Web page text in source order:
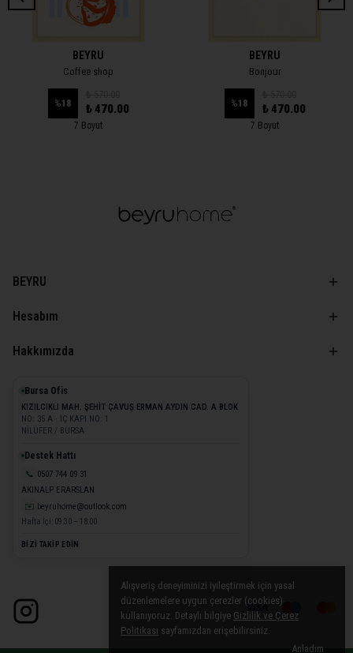
Alışveriş deneyiminizi iyileştirmek için yasal
düzenlemelere uygun çerezler (cookies)
kullanıyoruz. Detaylı bilgiye Gizlilik ve Çerez
Politikası sayfamızdan erişebilirsiniz.
Anladım
BEYRU
Coffee shop
%18 ₺ 470.00
7 Boyut
BEYRU
Bonjour
%18 ₺ 470.00
7 Boyut
BEYRU
Hesabım
Hakkımızda
Bursa Ofis
KIZILCIKLI MAH. ŞEHİT ÇAVUŞ ERMAN AYDIN CAD. A BLOK
NO: 35 A · İÇ KAPI NO: 1
NİLÜFER / BURSA
Destek Hattı
📞 0507 744 09 31
AKINALP ERARSLAN
✉️ beyruhome@outlook.com
Hafta İçi: 09:30 – 18:00
BİZİ TAKİP EDİN